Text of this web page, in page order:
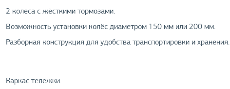
2 колеса с жёсткими тормозами.
Возможность установки колёс диаметром 150 мм или 200 мм.
Разборная конструкция для удобства транспортировки и хранения.
Каркас тележки.